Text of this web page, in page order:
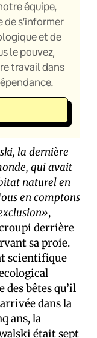
équipe,
s’informer
et de
le pouvez,
travail dans
la dernière
qui avait
naturel en
en comptons
,
derrière
sa proie.
scientifique
des bêtes qu’il
dans la
ans, la
était sept